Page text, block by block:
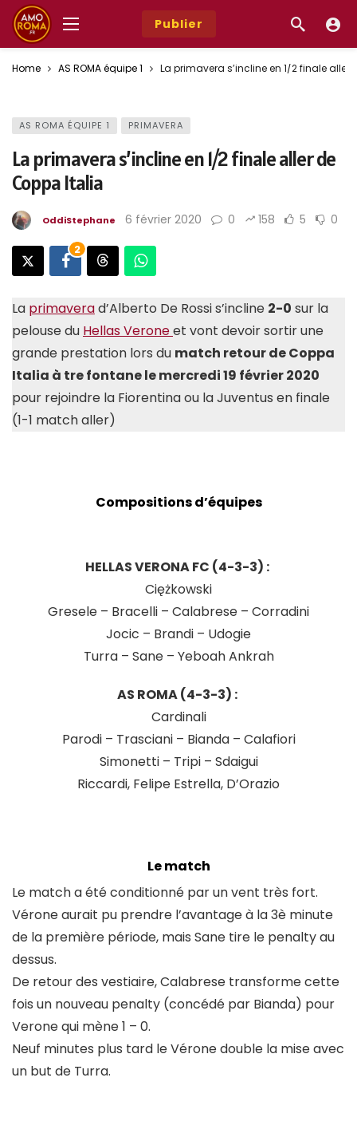
Publier
Home AS ROMA équipe 1 La primavera s’incline en 1/2 finale aller
AS ROMA ÉQUIPE 1 PRIMAVERA
La primavera s’incline en 1/2 finale aller de
Coppa Italia
OddiStephane 6 février 2020 0 158 5 0
2
La primaverad’Alberto De Rossi s’incline 2-0 sur la
pelouse du Hellas Veroneet vont devoir sortir une
grande prestation lors du match retour de Coppa
Italia à tre fontane le mercredi 19 février 2020
pour rejoindre la Fiorentina ou la Juventus en finale
(1-1 match aller)
Compositions d’équipes
HELLAS VERONA FC (4-3-3) :
Ciężkowski
Gresele – Bracelli – Calabrese – Corradini
Jocic – Brandi – Udogie
Turra – Sane – Yeboah Ankrah
AS ROMA (4-3-3) :
Cardinali
Parodi – Trasciani – Bianda – Calafiori
Simonetti – Tripi – Sdaigui
Riccardi, Felipe Estrella, D’Orazio
Le match
Le match a été conditionné par un vent très fort.
Vérone aurait pu prendre l’avantage à la 3è minute
de la première période, mais Sane tire le penalty au
dessus.
De retour des vestiaire, Calabrese transforme cette
fois un nouveau penalty (concédé par Bianda) pour
Verone qui mène 1 – 0.
Neuf minutes plus tard le Vérone double la mise avec
un but de Turra.